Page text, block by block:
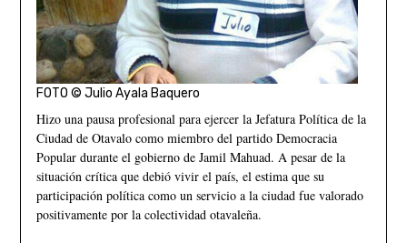
FOTO © Julio Ayala Baquero
Hizo una pausa profesional para ejercer la Jefatura Política de la
Ciudad de Otavalo como miembro del partido Democracia
Popular durante el gobierno de Jamil Mahuad. A pesar de la
situación crítica que debió vivir el país, el estima que su
participación política como un servicio a la ciudad fue valorado
positivamente por la colectividad otavaleña.